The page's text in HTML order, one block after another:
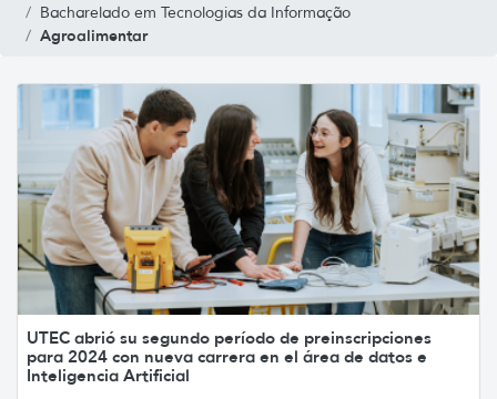
Bacharelado em Tecnologias da Informação
Agroalimentar
UTEC abrió su segundo período de preinscripciones
para 2024 con nueva carrera en el área de datos e
Inteligencia Artificial